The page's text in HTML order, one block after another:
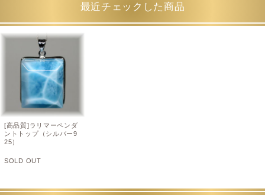
最近チェックした商品
[高品質]ラリマーペンダ
ントトップ（シルバー9
25）
SOLD OUT